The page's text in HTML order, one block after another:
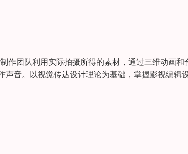
团队利用实际拍摄所得的素材，通过三维动画和
音。以视觉传达设计理论为基础，掌握影视编辑